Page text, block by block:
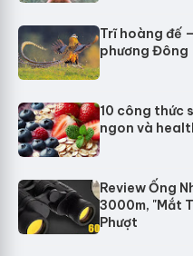
Trĩ hoàng đế
phương Đông
10 công thức
ngon và
Review Ống
3000m, "Mắt
Phượt